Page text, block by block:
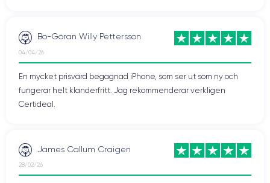
Bo-Göran Willy Pettersson
04/04/26
En mycket prisvärd begagnad iPhone, som ser ut som ny och
fungerar helt klanderfritt. Jag rekommenderar verkligen
Certideal.
James Callum Craigen
28/02/26